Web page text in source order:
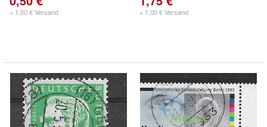
+ 1,00 € Versand + 1,00 € Versand